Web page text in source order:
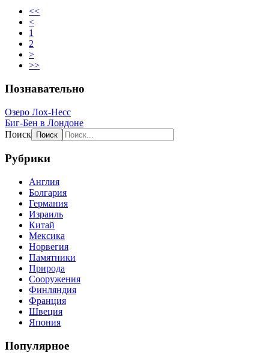
<<
<
1
2
>
>>
Познавательно
Озеро Лох-Несс
Биг-Бен в Лондоне
Поиск
Рубрики
Англия
Болгария
Германия
Израиль
Китай
Мексика
Норвегия
Памятники
Природа
Сооружения
Финляндия
Франция
Швеция
Япония
Популярное